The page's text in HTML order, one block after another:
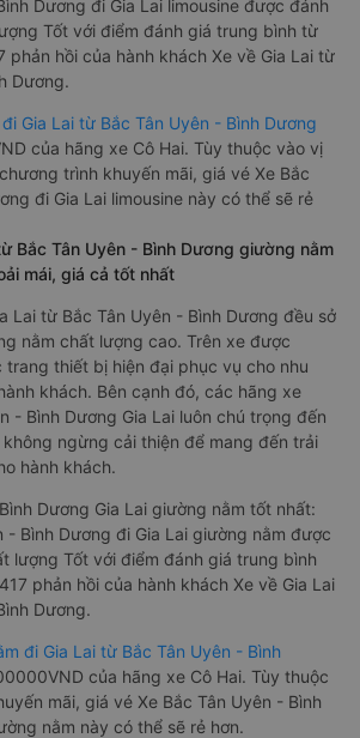
Dương đi Gia Lai limousine được đánh
Tốt với điểm đánh giá trung bình từ
phản hồi của hành khách Xe về Gia Lai từ
Dương.
Gia Lai từ Bắc Tân Uyên - Bình Dương
của hãng xe Cô Hai. Tùy thuộc vào vị
trình khuyến mãi, giá vé Xe Bắc
đi Gia Lai limousine này có thể sẽ rẻ
Bắc Tân Uyên - Bình Dương giường nằm
mái, giá cả tốt nhất
Lai từ Bắc Tân Uyên - Bình Dương đều sở
nằm chất lượng cao. Trên xe được
thiết bị hiện đại phục vụ cho nhu
khách. Bên cạnh đó, các hãng xe
- Bình Dương Gia Lai luôn chú trọng đến
ngừng cải thiện để mang đến trải
hành khách.
Dương Gia Lai giường nằm tốt nhất:
- Bình Dương đi Gia Lai giường nằm được
lượng Tốt với điểm đánh giá trung bình
phản hồi của hành khách Xe về Gia Lai
Dương.
đi Gia Lai từ Bắc Tân Uyên - Bình
của hãng xe Cô Hai. Tùy thuộc
mãi, giá vé Xe Bắc Tân Uyên - Bình
nằm này có thể sẽ rẻ hơn.